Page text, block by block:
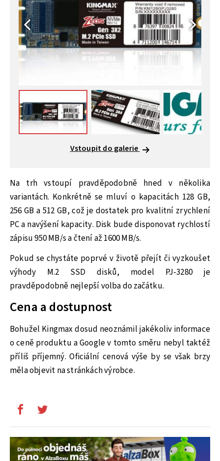
Vstoupit do galerie
Na trh vstoupí pravděpodobně hned v několika
variantách. Konkrétně se mluví o kapacitách 128 GB,
256 GB a 512 GB, což je dostatek pro kvalitní zrychlení
PC a navýšení kapacity. Disk bude disponovat rychlostí
zápisu 950 MB/s a čtení až 1600 MB/s.
Pokud se chystáte poprvé v životě přejít či vyzkoušet
výhody M.2 SSD disků, model PJ-3280 je
pravděpodobně nejlepší volba do začátku.
Cena a dostupnost
Bohužel Kingmax dosud neoznámil jakékoliv informace
o ceně produktu a Google v tomto směru nebyl taktéž
příliš příjemný. Oficiální cenová výše by se však brzy
měla objevit na stránkách výrobce.